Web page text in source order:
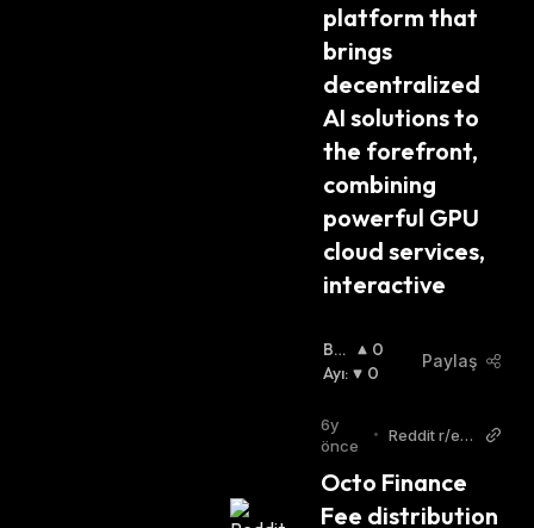
platform that
brings
decentralized
AI solutions to
the forefront,
combining
powerful GPU
cloud services,
interactive
Bo
Ğa:
0
Ayı: 0
Paylaş
6y
önce
•
Reddit r/eth
Octo Finance
Fee distribution